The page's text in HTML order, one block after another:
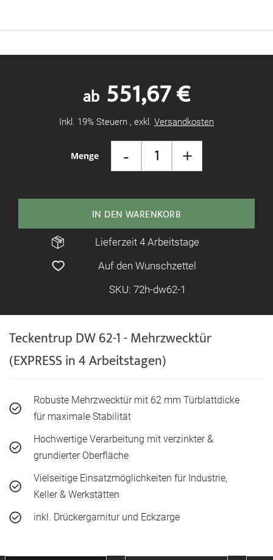
Teckentrup DW 62-1 - Mehrzwecktür
(EXPRESS in 4 Arbeitstagen)
Menge - +
ab 551,67 €
Inkl. 19% Steuern , exkl. Versandkosten
IN DEN WARENKORB
Lieferzeit 4 Arbeitstage
Auf den Wunschzettel
SKU: 72h-dw62-1
Robuste Mehrzwecktür mit 62 mm Türblattdicke
für maximale Stabilität
Hochwertige Verarbeitung mit verzinkter &
grundierter Oberfläche
Vielseitige Einsatzmöglichkeiten für Industrie,
Keller & Werkstätten
inkl. Drückergarnitur und Eckzarge